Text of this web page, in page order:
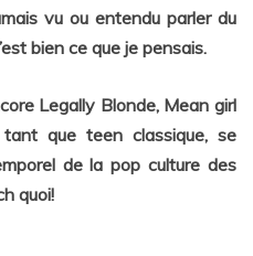
vu ou entendu parler du
bien ce que je pensais.
Legally Blonde, Mean girl
que teen classique, se
de la pop culture des
quoi!